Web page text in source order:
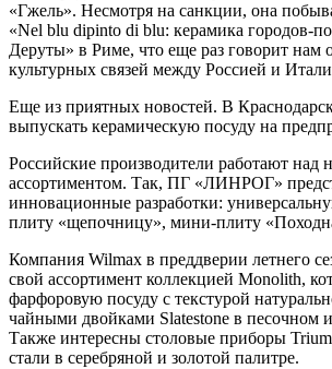
«Гжель». Несмотря на санкции, она
«Nel blu dipinto di blu: керамика городов-
Деруты» в Риме, что еще раз говорит нам
культурных связей между Россией и
Еще из приятных новостей. В
выпускать керамическую посуду на
Российские производители работают
ассортиментом. Так, ПГ «ЛИНРОГ»
инновационные разработки:
плиту «щепочницу», мини-плиту
Компания Wilmax в преддверии летнего
свой ассортимент коллекцией Monolith,
фарфоровую посуду с текстурой
чайными двойками Slatestone в песочном
Также интересны столовые приборы
стали в серебряной и золотой палитре.